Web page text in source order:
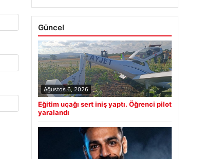
Güncel
Ağustos 6, 2026
Eğitim uçağı sert iniş yaptı. Öğrenci pilot
yaralandı